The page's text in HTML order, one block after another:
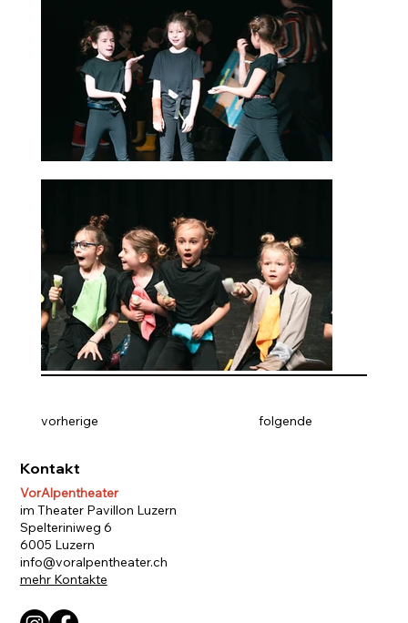
folgende
vorherige
Kontakt
VorAlpentheater
im Theater Pavillon Luzern
Spelteriniweg 6
6005 Luzern
info@voralpentheater.ch
mehr Kontakte